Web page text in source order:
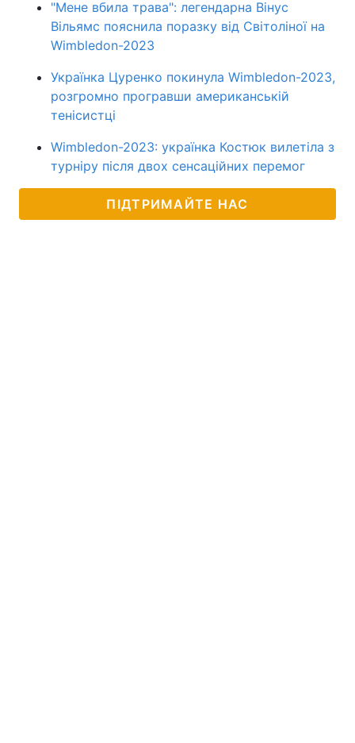
"Мене вбила трава": легендарна Вінус
Вільямс пояснила поразку від Світоліної на
Wimbledon-2023
Українка Цуренко покинула Wimbledon-2023,
розгромно програвши американській
тенісистці
Wimbledon-2023: українка Костюк вилетіла з
турніру після двох сенсаційних перемог
ПІДТРИМАЙТЕ НАС